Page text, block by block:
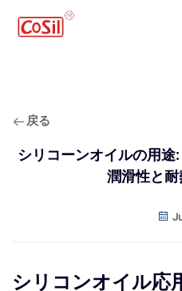
戻る
シリコーンオイルの用途
潤滑性と
シリコンオイル応